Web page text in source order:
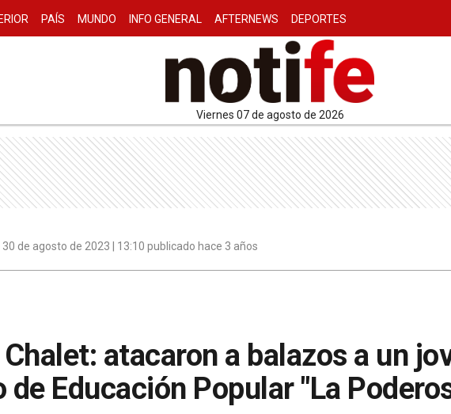
PAÍS MUNDO INFO GENERAL AFTERNEWS DEPORTES
viernes 07 de agosto de 2026
30 de agosto de 2023 | 13:10 publicado hace 3 años
atacaron a balazos a un
de Educación Popular "La